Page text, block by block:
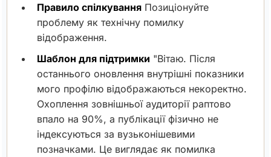
Правило спілкування Позиціонуйте
проблему як технічну помилку
відображення.
Шаблон для підтримки "Вітаю. Після
останнього оновлення внутрішні показники
мого профілю відображаються некоректно.
Охоплення зовнішньої аудиторії раптово
впало на 90%, а публікації фізично не
індексуються за вузьконішевими
позначками. Це виглядає як помилка